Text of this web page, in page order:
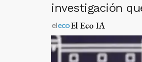
investigación
El Eco IA